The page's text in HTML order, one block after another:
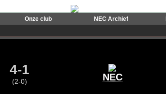
Onze club NEC Archief
4-1
(2-0) NEC